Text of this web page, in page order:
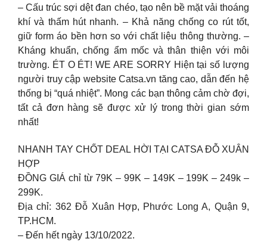
– Cấu trúc sợi dệt đan chéo, tạo nên bề mặt vải thoáng
khí và thấm hút nhanh. – Khả năng chống co rút tốt,
giữ form áo bền hơn so với chất liệu thông thường. –
Kháng khuẩn, chống ẩm mốc và thân thiện với môi
trường. ÉT O ÉT! WE ARE SORRY Hiện tại số lượng
người truy cập website Catsa.vn tăng cao, dẫn đến hệ
thống bị “quá nhiệt”. Mong các bạn thông cảm chờ đợi,
tất cả đơn hàng sẽ được xử lý trong thời gian sớm
nhất!
NHANH TAY CHỐT DEAL HỜI TẠI CATSA ĐỖ XUÂN
HỢP
ĐỒNG GIÁ chỉ từ 79K – 99K – 149K – 199K – 249k –
299K.
Địa chỉ: 362 Đỗ Xuân Hợp, Phước Long A, Quận 9,
TP.HCM.
– Đến hết ngày 13/10/2022.